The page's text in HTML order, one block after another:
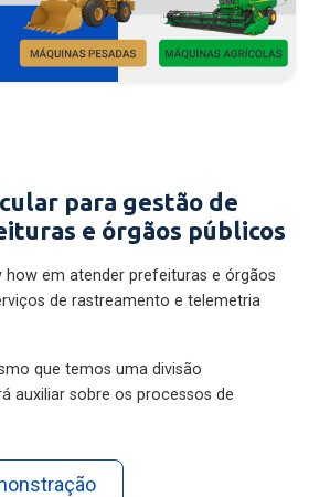
para gestão de
e órgãos públicos
how em atender prefeituras e órgãos
de rastreamento e telemetria
que temos uma divisão
auxiliar sobre os processos de